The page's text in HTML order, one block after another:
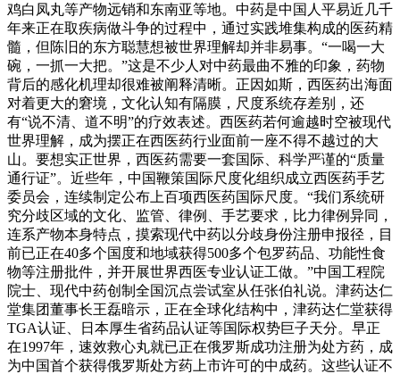
鸡白凤丸等产物远销和东南亚等地。中药是中国人平易近几千
年来正在取疾病做斗争的过程中，通过实践堆集构成的医药精
髓，但陈旧的东方聪慧想被世界理解却并非易事。“一喝一大
碗，一抓一大把。”这是不少人对中药最曲不雅的印象，药物
背后的感化机理却很难被阐释清晰。正因如斯，西医药出海面
对着更大的窘境，文化认知有隔膜，尺度系统存差别，还
有“说不清、道不明”的疗效表述。西医药若何逾越时空被现代
世界理解，成为摆正在西医药行业面前一座不得不越过的大
山。要想实正世界，西医药需要一套国际、科学严谨的“质量
通行证”。近些年，中国鞭策国际尺度化组织成立西医药手艺
委员会，连续制定公布上百项西医药国际尺度。“我们系统研
究分歧区域的文化、监管、律例、手艺要求，比力律例异同，
连系产物本身特点，摸索现代中药以分歧身份注册申报径，目
前已正在40多个国度和地域获得500多个包罗药品、功能性食
物等注册批件，并开展世界西医专业认证工做。”中国工程院
院士、现代中药创制全国沉点尝试室从任张伯礼说。津药达仁
堂集团董事长王磊暗示，正在全球化结构中，津药达仁堂获得
TGA认证、日本厚生省药品认证等国际权势巨子天分。早正
在1997年，速效救心丸就已正在俄罗斯成功注册为处方药，成
为中国首个获得俄罗斯处方药上市许可的中成药。这些认证不